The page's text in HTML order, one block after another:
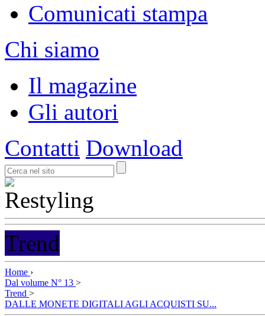
Comunicati stampa
Chi siamo
Il magazine
Gli autori
Contatti Download
Trend
Home ›
Dal volume N° 13 >
Trend >
DALLE MONETE DIGITALI AGLI ACQUISTI SU...